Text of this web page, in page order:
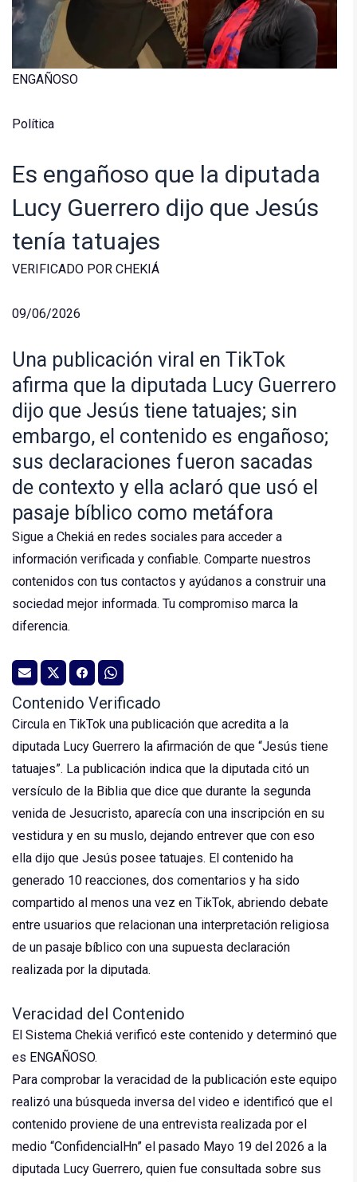
ENGAÑOSO
Política
Es engañoso que la diputada
Lucy Guerrero dijo que Jesús
tenía tatuajes
VERIFICADO POR CHEKIÁ
09/06/2026
Una publicación viral en TikTok
afirma que la diputada Lucy Guerrero
dijo que Jesús tiene tatuajes; sin
embargo, el contenido es engañoso;
sus declaraciones fueron sacadas
de contexto y ella aclaró que usó el
pasaje bíblico como metáfora
Sigue a Chekiá en redes sociales para acceder a
información verificada y confiable. Comparte nuestros
contenidos con tus contactos y ayúdanos a construir una
sociedad mejor informada. Tu compromiso marca la
diferencia.
Contenido Verificado
Circula en TikTok una publicación que acredita a la
diputada Lucy Guerrero la afirmación de que “Jesús tiene
tatuajes”. La publicación indica que la diputada citó un
versículo de la Biblia que dice que durante la segunda
venida de Jesucristo, aparecía con una inscripción en su
vestidura y en su muslo, dejando entrever que con eso
ella dijo que Jesús posee tatuajes. El contenido ha
generado 10 reacciones, dos comentarios y ha sido
compartido al menos una vez en TikTok, abriendo debate
entre usuarios que relacionan una interpretación religiosa
de un pasaje bíblico con una supuesta declaración
realizada por la diputada.
Veracidad del Contenido
El Sistema Chekiá verificó este contenido y determinó que
es ENGAÑOSO.
Para comprobar la veracidad de la publicación este equipo
realizó una búsqueda inversa del video e identificó que el
contenido proviene de una entrevista realizada por el
medio “ConfidencialHn” el pasado Mayo 19 del 2026 a la
diputada Lucy Guerrero, quien fue consultada sobre sus